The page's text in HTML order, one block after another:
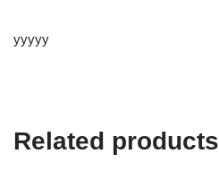
yyyyy
Related products